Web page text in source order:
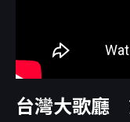
台灣大歌廳